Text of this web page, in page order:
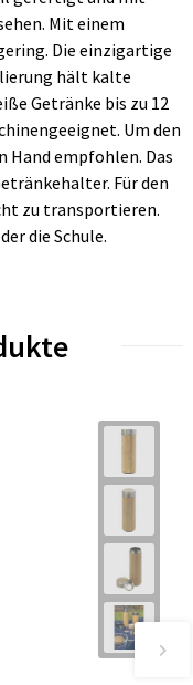
Mit einem
Die einzigartige
hält kalte
Getränke bis zu 12
Um den
Hand empfohlen. Das
Für den
zu transportieren.
die Schule.